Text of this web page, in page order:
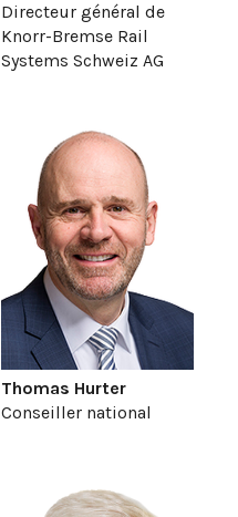
Directeur général de
Knorr-Bremse Rail
Systems Schweiz AG
Thomas Hurter
Conseiller national